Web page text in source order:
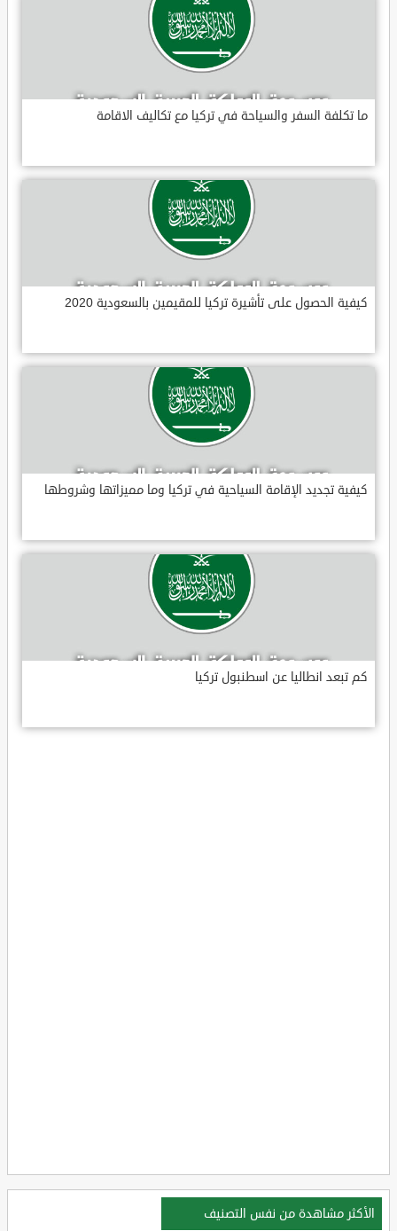
ما تكلفة السفر والسياحة في تركيا مع تكاليف الاقامة
كيفية الحصول على تأشيرة تركيا للمقيمين بالسعودية 2020
كيفية تجديد الإقامة السياحية في تركيا وما مميزاتها وشروطها
كم تبعد انطاليا عن اسطنبول تركيا
الأكثر مشاهدة من نفس التصنيف